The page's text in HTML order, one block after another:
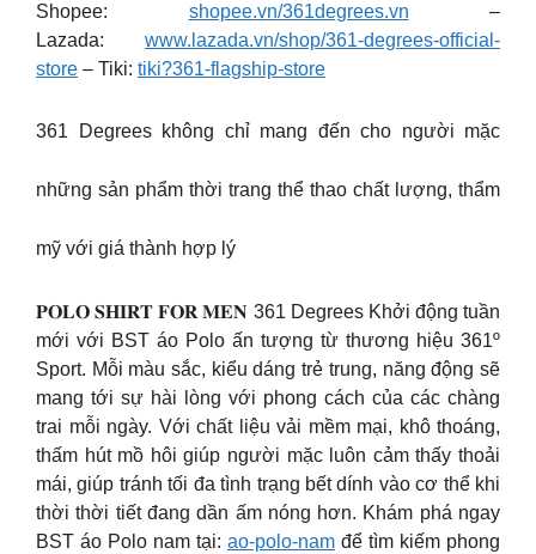
Shopee: shopee.vn/361degrees.vn –
Lazada: www.lazada.vn/shop/361-degrees-official-
store – Tiki: tiki?361-flagship-store
361 Degrees không chỉ mang đến cho người mặc
những sản phẩm thời trang thể thao chất lượng, thẩm
mỹ với giá thành hợp lý
𝐏𝐎𝐋𝐎 𝐒𝐇𝐈𝐑𝐓 𝐅𝐎𝐑 𝐌𝐄𝐍 361 Degrees Khởi động tuần
mới với BST áo Polo ấn tượng từ thương hiệu 361º
Sport. Mỗi màu sắc, kiểu dáng trẻ trung, năng động sẽ
mang tới sự hài lòng với phong cách của các chàng
trai mỗi ngày. Với chất liệu vải mềm mại, khô thoáng,
thấm hút mồ hôi giúp người mặc luôn cảm thấy thoải
mái, giúp tránh tối đa tình trạng bết dính vào cơ thể khi
thời thời tiết đang dần ấm nóng hơn. Khám phá ngay
BST áo Polo nam tại: ao-polo-nam để tìm kiếm phong